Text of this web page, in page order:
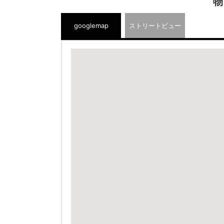
googlemap ストリートビュー